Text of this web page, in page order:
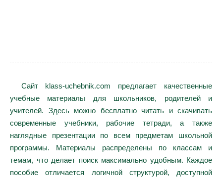
Сайт klass-uchebnik.com предлагает качественные
учебные материалы для школьников, родителей и
учителей. Здесь можно бесплатно читать и скачивать
современные учебники, рабочие тетради, а также
наглядные презентации по всем предметам школьной
программы. Материалы распределены по классам и
темам, что делает поиск максимально удобным. Каждое
пособие отличается логичной структурой, доступной